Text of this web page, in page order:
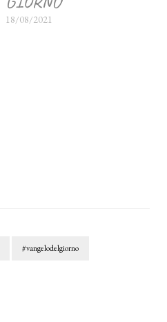
18/08/2021
#vangelodelgiorno